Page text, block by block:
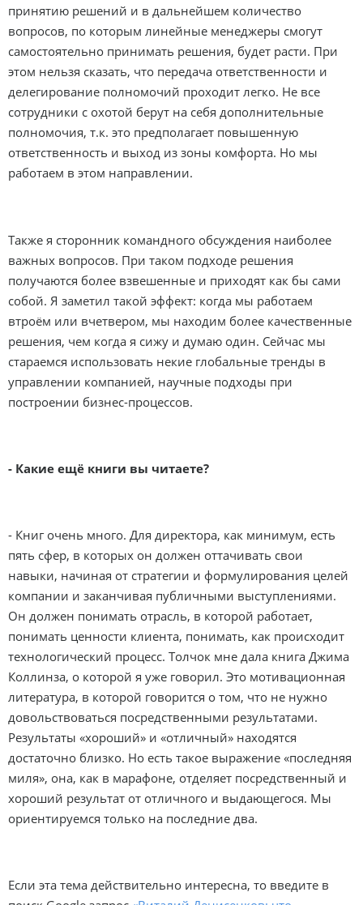
принятию решений и в дальнейшем количество
вопросов, по которым линейные менеджеры смогут
самостоятельно принимать решения, будет расти. При
этом нельзя сказать, что передача ответственности и
делегирование полномочий проходит легко. Не все
сотрудники с охотой берут на себя дополнительные
полномочия, т.к. это предполагает повышенную
ответственность и выход из зоны комфорта. Но мы
работаем в этом направлении.
Также я сторонник командного обсуждения наиболее
важных вопросов. При таком подходе решения
получаются более взвешенные и приходят как бы сами
собой. Я заметил такой эффект: когда мы работаем
втроём или вчетвером, мы находим более качественные
решения, чем когда я сижу и думаю один. Сейчас мы
стараемся использовать некие глобальные тренды в
управлении компанией, научные подходы при
построении бизнес-процессов.
- Какие ещё книги вы читаете?
- Книг очень много. Для директора, как минимум, есть
пять сфер, в которых он должен оттачивать свои
навыки, начиная от стратегии и формулирования целей
компании и заканчивая публичными выступлениями.
Он должен понимать отрасль, в которой работает,
понимать ценности клиента, понимать, как происходит
технологический процесс. Толчок мне дала книга Джима
Коллинза, о которой я уже говорил. Это мотивационная
литература, в которой говорится о том, что не нужно
довольствоваться посредственными результатами.
Результаты «хороший» и «отличный» находятся
достаточно близко. Но есть такое выражение «последняя
миля», она, как в марафоне, отделяет посредственный и
хороший результат от отличного и выдающегося. Мы
ориентируемся только на последние два.
Если эта тема действительно интересна, то введите в